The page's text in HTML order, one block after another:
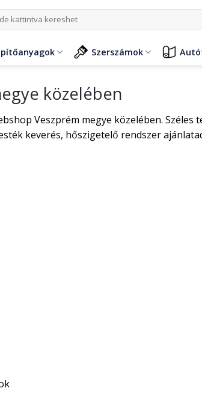
Szerszámok
közelében
Veszprém megye közelében.
keverés, hőszigetelő rendszer